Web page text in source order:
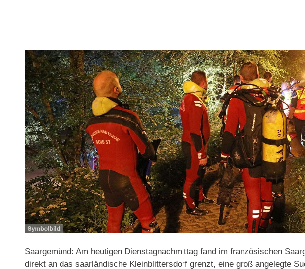
Saargemünd: Am heutigen Dienstagnachmittag fand im französischen
direkt an das saarländische Kleinblittersdorf grenzt, eine groß angelegte